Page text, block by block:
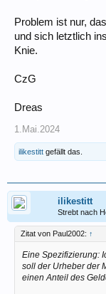
Problem ist nur,
und sich letztlich
Knie.
CzG
Dreas
1.Mai.2024
ilikestitt gefällt das.
ilikestitt
Strebt nach
Zitat von Paul2002: ↑
Eine Spezifizierung:
soll der Urheber der
einen Anteil des